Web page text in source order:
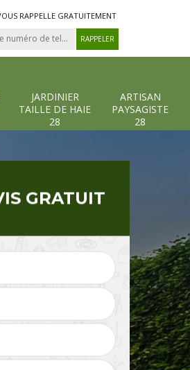
RAPPELLE GRATUITEMENT
JARDINIER
TAILLE DE HAIE
28
ARTISAN
PAYSAGISTE
28
Entreprise de
jardinage 28
GRATUIT